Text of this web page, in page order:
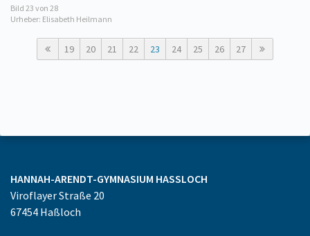
Bild 23 von 28
Urheber: Elisabeth Heilmann
19 20 21 22 23 24 25 26 27
HANNAH-ARENDT-GYMNASIUM HASSLOCH
Viroflayer Straße 20
67454 Haßloch